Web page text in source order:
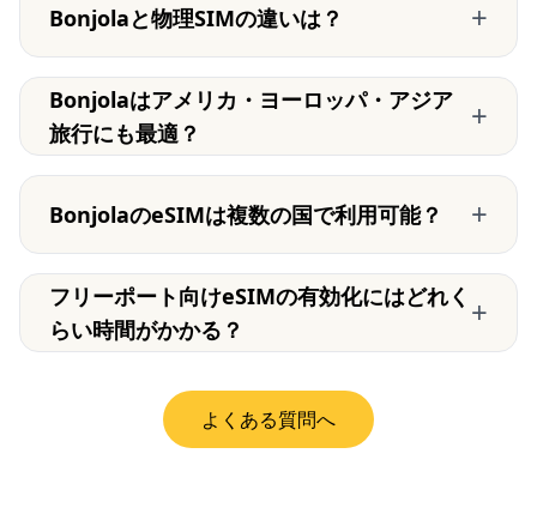
Bonjolaと物理SIMの違いは？ +
Bonjolaはアメリカ・ヨーロッパ・アジア
旅行にも最適？
+
BonjolaのeSIMは複数の国で利用可能？ +
フリーポート向けeSIMの有効化にはどれく
らい時間がかかる？
+
よくある質問へ